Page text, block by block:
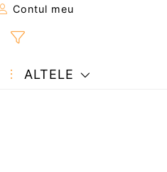
Contul meu
ALTELE